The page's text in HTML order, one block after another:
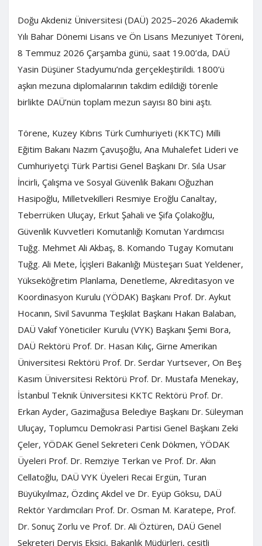
Doğu Akdeniz Üniversitesi (DAÜ) 2025–2026 Akademik
Yılı Bahar Dönemi Lisans ve Ön Lisans Mezuniyet Töreni,
8 Temmuz 2026 Çarşamba günü, saat 19.00’da, DAÜ
Yasin Düşüner Stadyumu’nda gerçekleştirildi. 1800’ü
aşkın mezuna diplomalarının takdim edildiği törenle
birlikte DAÜ’nün toplam mezun sayısı 80 bini aştı.
Törene, Kuzey Kıbrıs Türk Cumhuriyeti (KKTC) Milli
Eğitim Bakanı Nazım Çavuşoğlu, Ana Muhalefet Lideri ve
Cumhuriyetçi Türk Partisi Genel Başkanı Dr. Sıla Usar
İncirli, Çalışma ve Sosyal Güvenlik Bakanı Oğuzhan
Hasipoğlu, Milletvekilleri Resmiye Eroğlu Canaltay,
Teberrüken Uluçay, Erkut Şahali ve Şifa Çolakoğlu,
Güvenlik Kuvvetleri Komutanlığı Komutan Yardımcısı
Tuğg. Mehmet Ali Akbaş, 8. Komando Tugay Komutanı
Tuğg. Ali Mete, İçişleri Bakanlığı Müsteşarı Suat Yeldener,
Yükseköğretim Planlama, Denetleme, Akreditasyon ve
Koordinasyon Kurulu (YÖDAK) Başkanı Prof. Dr. Aykut
Hocanın, Sivil Savunma Teşkilat Başkanı Hakan Balaban,
DAÜ Vakıf Yöneticiler Kurulu (VYK) Başkanı Şemi Bora,
DAÜ Rektörü Prof. Dr. Hasan Kılıç, Girne Amerikan
Üniversitesi Rektörü Prof. Dr. Serdar Yurtsever, On Beş
Kasım Üniversitesi Rektörü Prof. Dr. Mustafa Menekay,
İstanbul Teknik Üniversitesi KKTC Rektörü Prof. Dr.
Erkan Ayder, Gazimağusa Belediye Başkanı Dr. Süleyman
Uluçay, Toplumcu Demokrasi Partisi Genel Başkanı Zeki
Çeler, YÖDAK Genel Sekreteri Cenk Dökmen, YÖDAK
Üyeleri Prof. Dr. Remziye Terkan ve Prof. Dr. Akın
Cellatoğlu, DAÜ VYK Üyeleri Recai Ergün, Turan
Büyükyılmaz, Özdinç Akdel ve Dr. Eyüp Göksu, DAÜ
Rektör Yardımcıları Prof. Dr. Osman M. Karatepe, Prof.
Dr. Sonuç Zorlu ve Prof. Dr. Ali Öztüren, DAÜ Genel
Sekreteri Derviş Ekşici, Bakanlık Müdürleri, çeşitli